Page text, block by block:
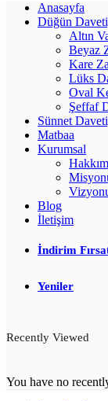
Anasayfa
Düğün
Altın
Beyaz
Kare
Lüks
Oval
Şeffaf
Sünnet
Matbaa
Kurumsal
Blog
İletişim
İndirim
Yeniler
Recently Viewed
You have no